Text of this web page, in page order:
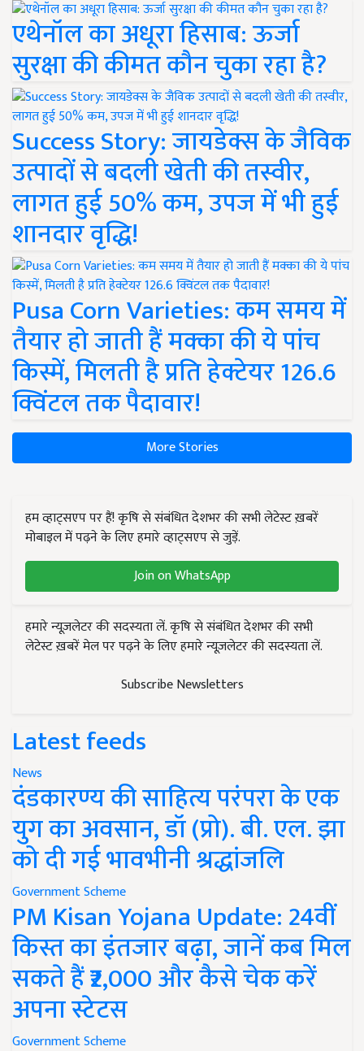
एथेनॉल का अधूरा हिसाब: ऊर्जा
सुरक्षा की कीमत कौन चुका रहा है?
Success Story: जायडेक्स के जैविक
उत्पादों से बदली खेती की तस्वीर,
लागत हुई 50% कम, उपज में भी हुई
शानदार वृद्धि!
Pusa Corn Varieties: कम समय में
तैयार हो जाती हैं मक्का की ये पांच
किस्में, मिलती है प्रति हेक्टेयर 126.6
क्विंटल तक पैदावार!
More Stories
हम व्हाट्सएप पर हैं! कृषि से संबंधित देशभर की सभी लेटेस्ट ख़बरें
मोबाइल में पढ़ने के लिए हमारे व्हाट्सएप से जुड़ें.
Join on WhatsApp
हमारे न्यूज़लेटर की सदस्यता लें. कृषि से संबंधित देशभर की सभी
लेटेस्ट ख़बरें मेल पर पढ़ने के लिए हमारे न्यूज़लेटर की सदस्यता लें.
Subscribe Newsletters
Latest feeds
News
दंडकारण्य की साहित्य परंपरा के एक
युग का अवसान, डॉ (प्रो). बी. एल. झा
को दी गई भावभीनी श्रद्धांजलि
Government Scheme
PM Kisan Yojana Update: 24वीं
किस्त का इंतजार बढ़ा, जानें कब मिल
सकते हैं ₹2,000 और कैसे चेक करें
अपना स्टेटस
Government Scheme